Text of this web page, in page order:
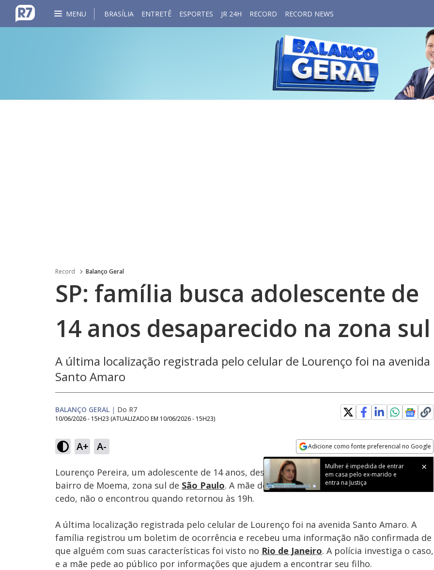
MENU BRASÍLIA ENTRETÊ ESPORTES JR 24H RECORD RECORD NEWS
Record Balanço Geral
SP: família busca adolescente de
14 anos desaparecido na zona sul
A última localização registrada pelo celular de Lourenço foi na avenida
Santo Amaro
BALANÇO GERAL | Do R7
10/06/2026 - 15H23 (ATUALIZADO EM 10/06/2026 - 15H23)
A+ A- Adicione como fonte preferencial no Google
Opens in new window
Mulher é impedida de entrar
em casa pelo ex-marido e
entra na Justiça
Ativar
Som
Velocidade
Lourenço Pereira, um adolescente de 14 anos, desapareceu após sair de sua casa no
bairro de Moema, zona sul de São Paulo. A mãe de Lourenço, que o levou à escola mais
cedo, não o encontrou quando retornou às 19h.
A última localização registrada pelo celular de Lourenço foi na avenida Santo Amaro. A
família registrou um boletim de ocorrência e recebeu uma informação não confirmada de
que alguém com suas características foi visto no Rio de Janeiro. A polícia investiga o caso,
e a mãe pede ao público por informações que ajudem a encontrar seu filho.